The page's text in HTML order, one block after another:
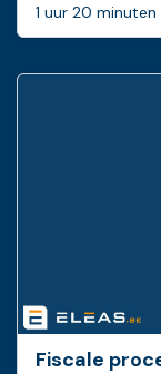
1 uur 20 minuten
Fiscale